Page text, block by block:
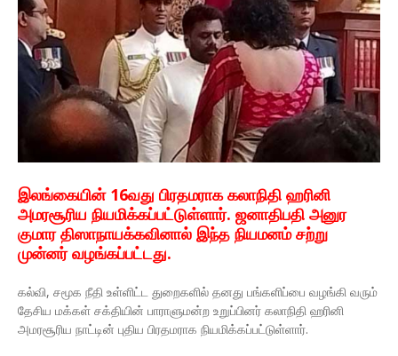
இலங்கையின் 16வது பிரதமராக கலாநிதி ஹரினி
அமரசூரிய நியமிக்கப்பட்டுள்ளார். ஜனாதிபதி அனுர
குமார திஸாநாயக்கவினால் இந்த நியமனம் சற்று
முன்னர் வழங்கப்பட்டது.
கல்வி, சமூக நீதி உள்ளிட்ட துறைகளில் தனது பங்களிப்பை வழங்கி வரும்
தேசிய மக்கள் சக்தியின் பாராளுமன்ற உறுப்பினர் கலாநிதி ஹரினி
அமரசூரிய நாட்டின் புதிய பிரதமராக நியமிக்கப்பட்டுள்ளார்.